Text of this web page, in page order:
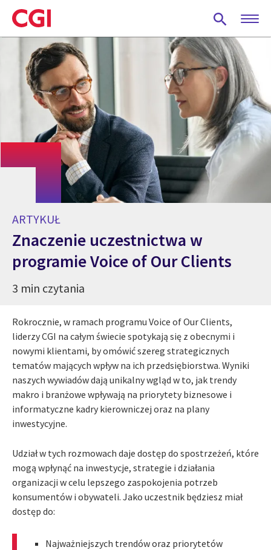
Skip
to
main
content
ARTYKUŁ
Znaczenie uczestnictwa w
programie Voice of Our Clients
3 min czytania
Rokrocznie, w ramach programu Voice of Our Clients,
liderzy CGI na całym świecie spotykają się z obecnymi i
nowymi klientami, by omówić szereg strategicznych
tematów mających wpływ na ich przedsiębiorstwa. Wyniki
naszych wywiadów dają unikalny wgląd w to, jak trendy
makro i branżowe wpływają na priorytety biznesowe i
informatyczne kadry kierowniczej oraz na plany
inwestycyjne.
Udział w tych rozmowach daje dostęp do spostrzeżeń, które
mogą wpłynąć na inwestycje, strategie i działania
organizacji w celu lepszego zaspokojenia potrzeb
konsumentów i obywateli. Jako uczestnik będziesz miał
dostęp do:
Najważniejszych trendów oraz priorytetów